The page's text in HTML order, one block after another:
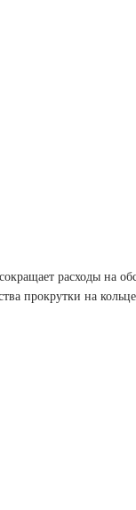
расходы на
прокрутки на кольце